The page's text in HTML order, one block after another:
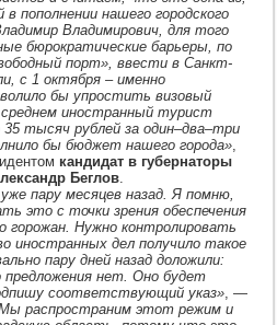
пополнении нашего городского
Владимирович, для того
бюрократические барьеры, по
порт», ввести в Санкт-
с 1 октября – именно
бы упростить визовый
иностранный турист
тысяч рублей за один–два–три
бы бюджет нашего города»,
кандидат в губернаторы
Беглов.
пару месяцев назад. Я помню,
это с точки зрения обеспечения
горожан. Нужно контролировать
дел получило такое
пару дней назад доложили:
предложения нет. Оно будет
соответствующий указ», —
распространим этот режим и